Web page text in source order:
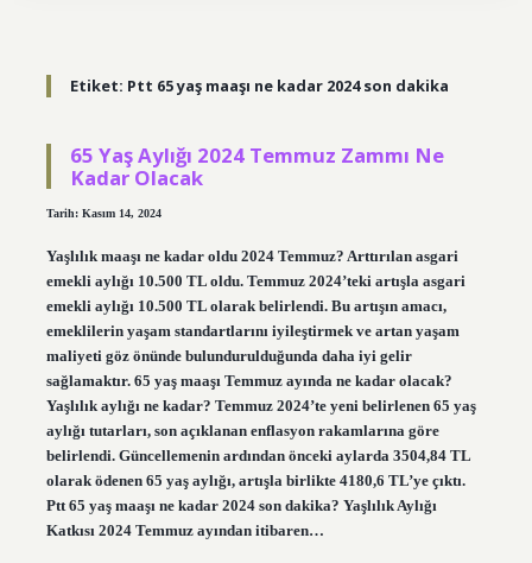
Etiket: Ptt 65 yaş maaşı ne kadar 2024 son dakika
65 Yaş Aylığı 2024 Temmuz Zammı Ne
Kadar Olacak
Tarih: Kasım 14, 2024
Yaşlılık maaşı ne kadar oldu 2024 Temmuz? Arttırılan asgari
emekli aylığı 10.500 TL oldu. Temmuz 2024’teki artışla asgari
emekli aylığı 10.500 TL olarak belirlendi. Bu artışın amacı,
emeklilerin yaşam standartlarını iyileştirmek ve artan yaşam
maliyeti göz önünde bulundurulduğunda daha iyi gelir
sağlamaktır. 65 yaş maaşı Temmuz ayında ne kadar olacak?
Yaşlılık aylığı ne kadar? Temmuz 2024’te yeni belirlenen 65 yaş
aylığı tutarları, son açıklanan enflasyon rakamlarına göre
belirlendi. Güncellemenin ardından önceki aylarda 3504,84 TL
olarak ödenen 65 yaş aylığı, artışla birlikte 4180,6 TL’ye çıktı.
Ptt 65 yaş maaşı ne kadar 2024 son dakika? Yaşlılık Aylığı
Katkısı 2024 Temmuz ayından itibaren…